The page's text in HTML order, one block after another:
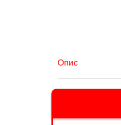
Опис